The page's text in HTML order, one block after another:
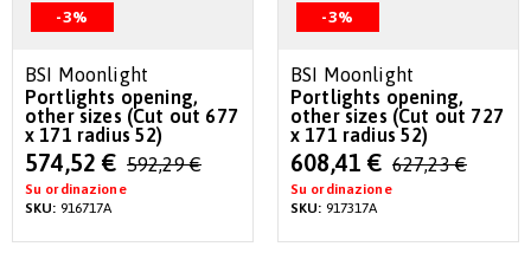
-3%
BSI Moonlight
Portlights opening,
other sizes (Cut out 677
x 171 radius 52)
Special
Price
574,52 € 592,29 €
Su ordinazione
SKU: 916717A
-3%
BSI Moonlight
Portlights opening,
other sizes (Cut out 727
x 171 radius 52)
Special
Price
608,41 € 627,23 €
Su ordinazione
SKU: 917317A